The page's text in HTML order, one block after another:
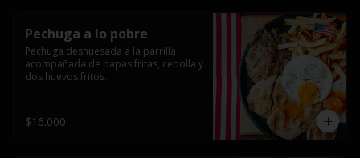
Pechuga a lo pobre
Pechuga deshuesada a la parrilla
acompañada de papas fritas, cebolla y
dos huevos fritos.
$16.000